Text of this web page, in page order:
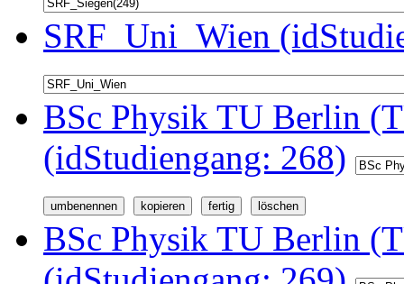
SRF_Uni_Wien
BSc Physik TU Berlin
(idStudiengang: 268)
BSc Physik TU Berlin